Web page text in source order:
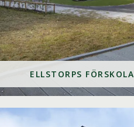
ELLSTORPS FÖRSKOLA